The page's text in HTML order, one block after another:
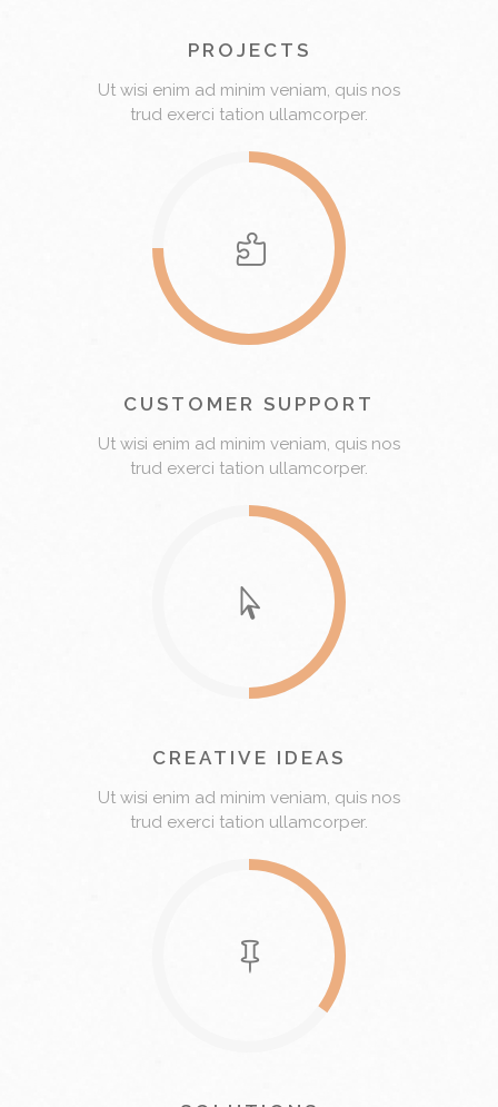
PROJECTS
Ut wisi enim ad minim veniam, quis nos
trud exerci tation ullamcorper.
CUSTOMER SUPPORT
Ut wisi enim ad minim veniam, quis nos
trud exerci tation ullamcorper.
CREATIVE IDEAS
Ut wisi enim ad minim veniam, quis nos
trud exerci tation ullamcorper.